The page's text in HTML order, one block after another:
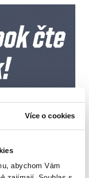
Více o cookies
abychom Vám